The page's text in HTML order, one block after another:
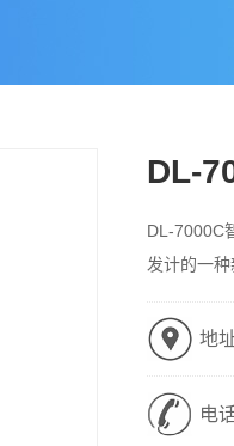
DL-
DL-7000C
发计的一
地
电